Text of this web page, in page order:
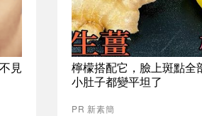
見
檸檬搭配它，臉上斑點全
小肚子都變平坦了
PR 新素簡